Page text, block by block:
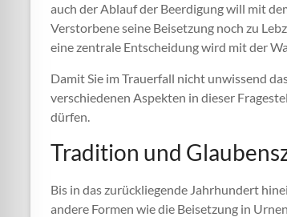
auch der Ablauf der Beerdigung will mit
Verstorbene seine Beisetzung noch zu
eine zentrale Entscheidung wird mit der
Damit Sie im Trauerfall nicht unwissend
verschiedenen Aspekten in dieser
dürfen.
Tradition und
Bis in das zurückliegende Jahrhundert
andere Formen wie die Beisetzung in